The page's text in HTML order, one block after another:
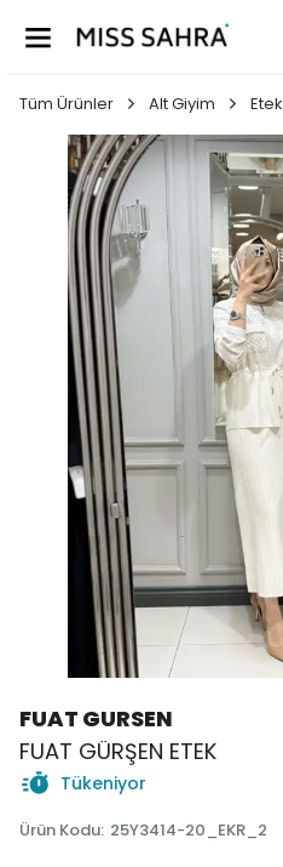
Tüm Ürünler Alt Giyim Etek
FUAT GURSEN
FUAT GÜRŞEN ETEK
Tükeniyor
Ürün Kodu: 25Y3414-20_EKR_2